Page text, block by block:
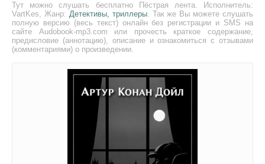
Тут можно слушать бесплатно Пёстрая лента. Исполнитель:
VartKes, Жанр: Детективы, триллеры. Так же Вы можете слушать
полную версию (весь текст) онлайн без регистрации и SMS на
сайте Audobook-mp3.com или прочесть краткое содержание,
предисловие (аннотацию), описание и ознакомиться с отзывами
(комментариями) о произведении.